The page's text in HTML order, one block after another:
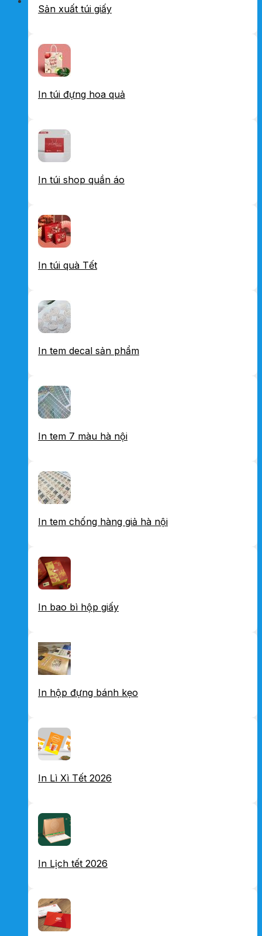
Sản xuất túi giấy
In túi đựng hoa quả
In túi shop quần áo
In túi quà Tết
In tem decal sản phẩm
In tem 7 màu hà nội
In tem chống hàng giả hà nội
In bao bì hộp giấy
In hộp đựng bánh kẹo
In Lì Xì Tết 2026
In Lịch tết 2026